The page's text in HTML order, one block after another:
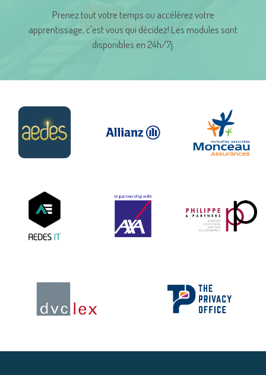
Prenez tout votre temps ou accélérez votre
apprentissage, c'est vous qui décidez! Les modules sont
disponibles en 24h/7j.